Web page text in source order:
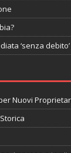
‘senza debito’
Nuovi